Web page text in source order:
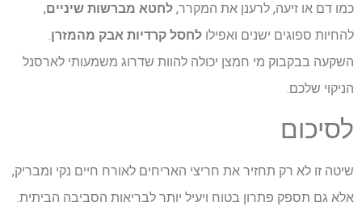
כמו דם או זיעה, לרענן את המקרר, לחטא מברשות שיניים,
להחיות ספוגים ישנים ואפילו לחסל קרדיות אבק מהמזרן.
השקעה בבקבוק מי חמצן יכולה להוות שדרוג משמעותי לארסנל
הניקוי שלכם.
לסיכום
שיטה זו לא רק תחזיר את חריצי האריחים לאורח חיים נקי ומבריק,
אלא גם תספק פתרון בטוח ויעיל יותר לבריאות הסביבה הביתית.